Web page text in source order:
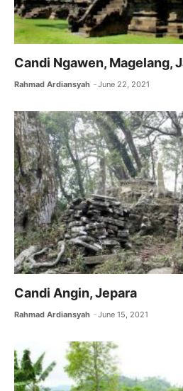
Candi Ngawen, Magelang,
Rahmad Ardiansyah June 22, 2021
Candi Angin, Jepara
Rahmad Ardiansyah June 15, 2021